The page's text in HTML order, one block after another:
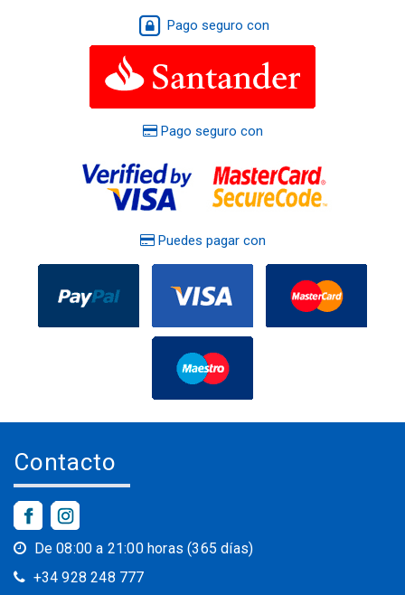
Pago seguro con
Pago seguro con
Puedes pagar con
Contacto
De 08:00 a 21:00 horas (365 días)
+34 928 248 777